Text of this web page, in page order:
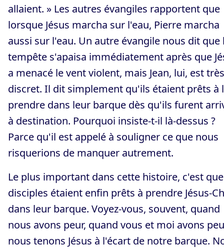
allaient. » Les autres évangiles rapportent que
lorsque Jésus marcha sur l'eau, Pierre marcha
aussi sur l'eau. Un autre évangile nous dit que
tempête s'apaisa immédiatement après que
a menacé le vent violent, mais Jean, lui, est très
discret. Il dit simplement qu'ils étaient prêts à
prendre dans leur barque dès qu'ils furent
à destination. Pourquoi insiste-t-il là-dessus ?
Parce qu'il est appelé à souligner ce que nous
risquerions de manquer autrement.
Le plus important dans cette histoire, c'est
disciples étaient enfin prêts à prendre Jésus-
dans leur barque. Voyez-vous, souvent, quand
nous avons peur, quand vous et moi avons
nous tenons Jésus à l'écart de notre barque.